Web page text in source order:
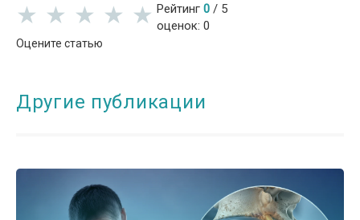
★
★ ★
★ ★
★ ★
★ ★
★
Оцените статью
Рейтинг 0 / 5
оценок: 0
Другие публикации